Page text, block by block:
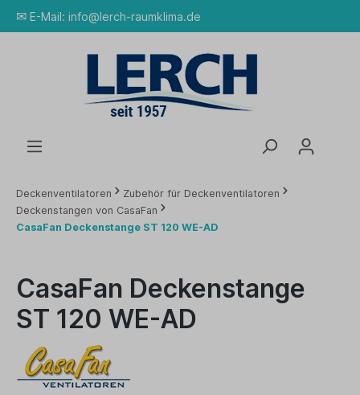
✉ E-Mail: info@lerch-raumklima.de
Deckenventilatoren
Zubehör für Deckenventilatoren
Deckenstangen von CasaFan
CasaFan Deckenstange ST 120 WE-AD
CasaFan Deckenstange
ST 120 WE-AD